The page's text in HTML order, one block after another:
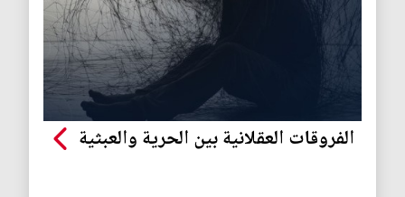
الفروقات العقلانية بين الحرية والعبثية